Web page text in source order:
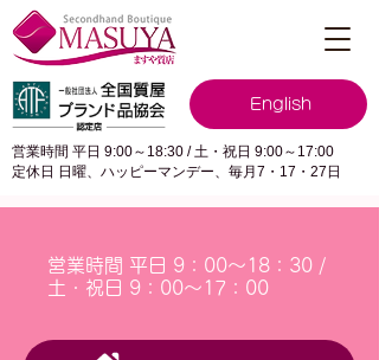
English
営業時間 平日 9:00～18:30 / 土・祝日 9:00～17:00
定休日 日曜、ハッピーマンデー、毎月7・17・27日
営業時間 平日 9：00～18：30 /
土・祝日 9：00～17：00